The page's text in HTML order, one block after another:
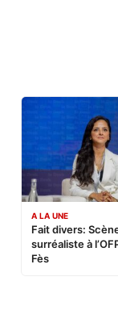
A LA UNE
Fait divers:
surréaliste à
Fès